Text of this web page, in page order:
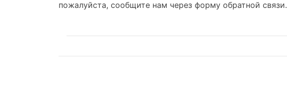
пожалуйста, сообщите нам через форму обратной связи.